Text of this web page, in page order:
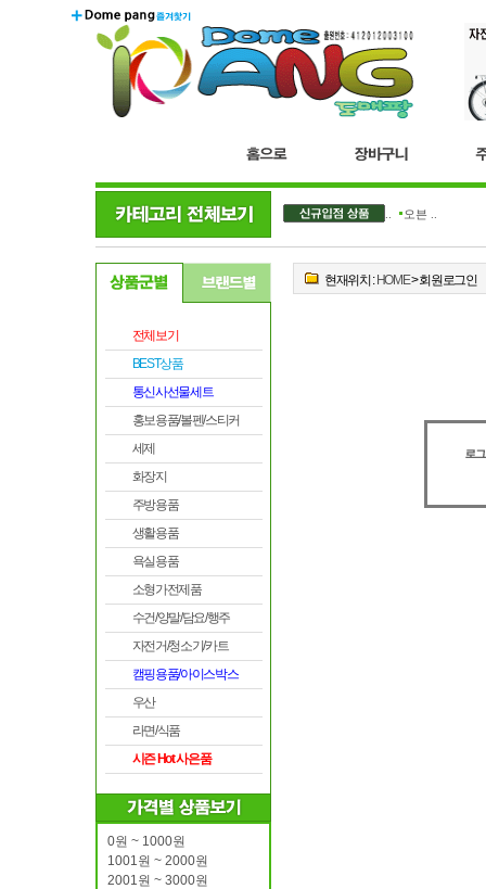
더블.. 오븐 ..
전체보기
BEST상품
통신사선물세트
홍보용품/볼펜/스티커
세제
화장지
주방용품
생활용품
욕실용품
소형가전제품
수건/양말/담요/행주
자전거/청소기/카트
캠핑용품/아이스박스
우산
라면/식품
시즌 Hot 사은품
0원 ~ 1000원
1001원 ~ 2000원
2001원 ~ 3000원
현재위치 : HOME> 회원로그인